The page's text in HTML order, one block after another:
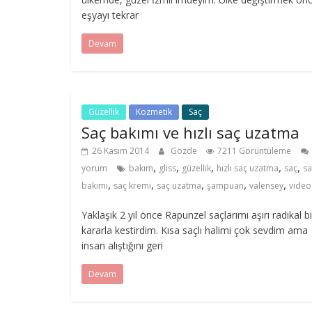
eşyayı tekrar
Devam
Güzellik Kozmetik Saç
Saç bakımı ve hızlı saç uzatma
26 Kasım 2014 Gözde 7211 Görüntüleme
yorum
bakım, gliss, güzellik, hızlı saç uzatma, saç,
bakımı, saç kremi, saç uzatma, şampuan, valensey, video
Yaklaşık 2 yıl önce Rapunzel saçlarımı aşırı radikal
kararla kestirdim. Kısa saçlı halimi çok sevdim ama
insan alıştığını geri
Devam